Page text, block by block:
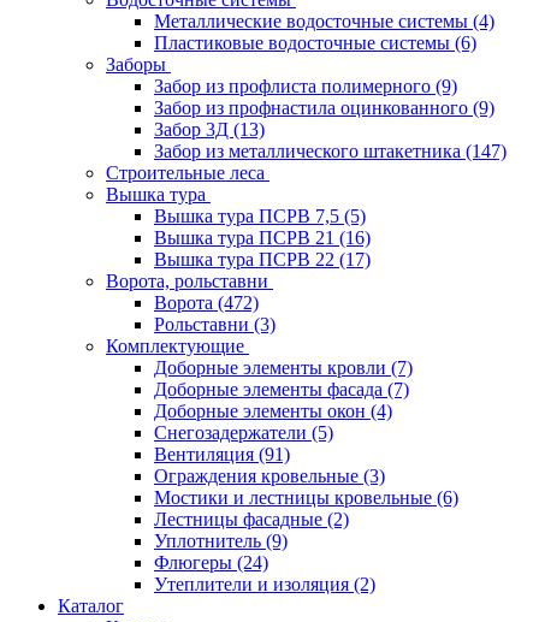
Металлические водосточные системы (4)
Пластиковые водосточные системы (6)
Заборы
Забор из профлиста полимерного (9)
Забор из профнастила оцинкованного (9)
Забор 3Д (13)
Забор из металлического штакетника (147)
Строительные леса
Вышка тура
Вышка тура ПСРВ 7,5 (5)
Вышка тура ПСРВ 21 (16)
Вышка тура ПСРВ 22 (17)
Ворота, рольставни
Ворота (472)
Рольставни (3)
Комплектующие
Доборные элементы кровли (7)
Доборные элементы фасада (7)
Доборные элементы окон (4)
Снегозадержатели (5)
Вентиляция (91)
Ограждения кровельные (3)
Мостики и лестницы кровельные (6)
Лестницы фасадные (2)
Уплотнитель (9)
Флюгеры (24)
Утеплители и изоляция (2)
Каталог